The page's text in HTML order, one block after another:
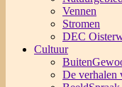
Vennen
Stromen
DEC
Cultuur
De verhalen